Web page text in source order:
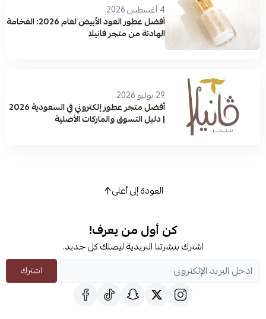
4 أغسطس 2026
أفضل عطور العود الأبيض لعام 2026: الفخامة
الهادئة من متجر فانيلا
29 يوليو 2026
أفضل متجر عطور إلكتروني في السعودية 2026
| دليل التسوق والماركات الأصلية
العودة إلى أعلى
كن أول من يعرف!
اشترك بنشرتنا البريدية ليصلك كل جديد.
اشترك